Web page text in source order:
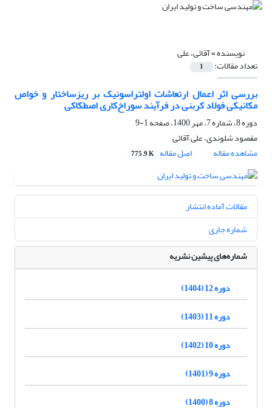
نویسنده =آقائی، علی
تعداد مقالات: 1
بررسی اثر اعمال ارتعاشات اولتراسونیک بر ریزساختار و خواص
مکانیکی فولاد کربنی در فرآیند سوراخ‌کاری اصطکاکی
دوره 8، شماره 7، مهر 1400، صفحه
1-9
مقصود شلوندی، علی آقائی
مشاهده مقاله
اصل مقاله 775.9 K
مقالات آماده انتشار
شماره جاری
شماره‌های پیشین نشریه
دوره 12 (1404)
دوره 11 (1403)
دوره 10 (1402)
دوره 9 (1401)
دوره 8 (1400)